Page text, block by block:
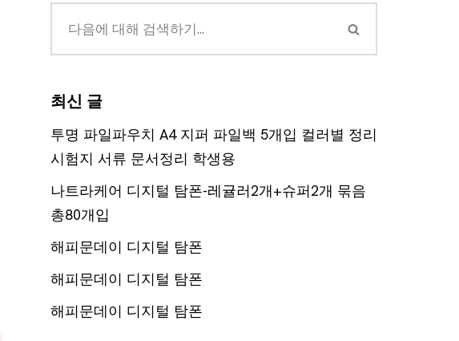
최신 글
투명 파일파우치 A4 지퍼 파일백 5개입 컬러별 정리
시험지 서류 문서정리 학생용
나트라케어 디지털 탐폰-레귤러2개+슈퍼2개 묶음
총80개입
해피문데이 디지털 탐폰
해피문데이 디지털 탐폰
해피문데이 디지털 탐폰